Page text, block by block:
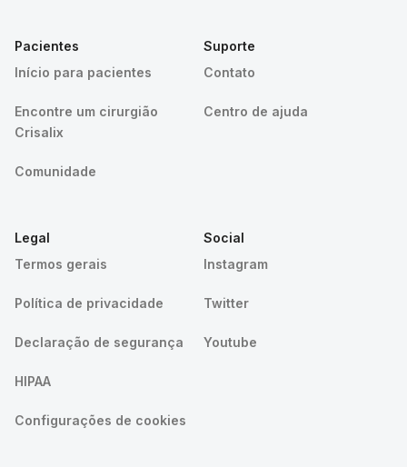
Pacientes
Início para pacientes
Encontre um cirurgião
Crisalix
Comunidade
Suporte
Contato
Centro de ajuda
Legal
Termos gerais
Política de privacidade
Declaração de segurança
HIPAA
Configurações de cookies
Social
Instagram
Twitter
Youtube